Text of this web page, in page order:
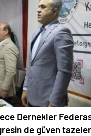
Dernekler
de güven